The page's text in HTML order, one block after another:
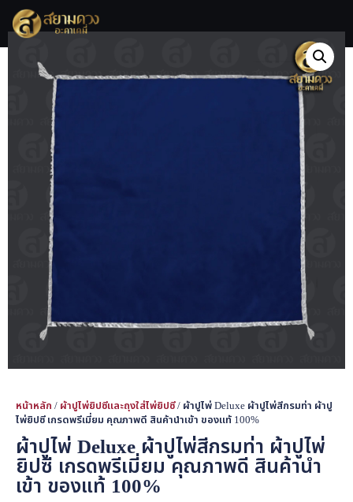
หน้าหลัก / ผ้าปูไพ่ยิปซีและถุงใส่ไพ่ยิปซี/ ผ้าปูไพ่ Deluxe ผ้าปูไพ่สีกรมท่า ผ้าปู
ไพ่ยิปซี เกรดพรีเมี่ยม คุณภาพดี สินค้านำเข้า ของแท้ 100%
ผ้าปูไพ่ Deluxe ผ้าปูไพ่สีกรมท่า ผ้าปูไพ่
ยิปซี เกรดพรีเมี่ยม คุณภาพดี สินค้านำ
เข้า ของแท้ 100%